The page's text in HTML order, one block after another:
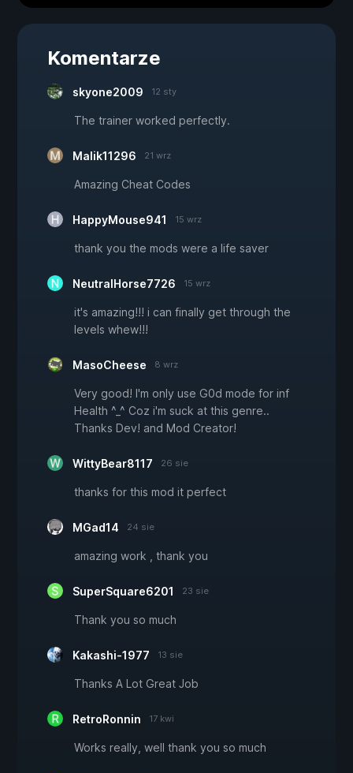
Komentarze
skyone2009 12 sty
The trainer worked perfectly.
Malik11296 21 wrz
Amazing Cheat Codes
HappyMouse941 15 wrz
thank you the mods were a life saver
NeutralHorse7726 15 wrz
it's amazing!!! i can finally get through the
levels whew!!!
MasoCheese 8 wrz
Very good! I'm only use G0d mode for inf
Health ^_^ Coz i'm suck at this genre..
Thanks Dev! and Mod Creator!
WittyBear8117 26 sie
thanks for this mod it perfect
MGad14 24 sie
amazing work , thank you
SuperSquare6201 23 sie
Thank you so much
Kakashi-1977 13 sie
Thanks A Lot Great Job
RetroRonnin 17 kwi
Works really, well thank you so much